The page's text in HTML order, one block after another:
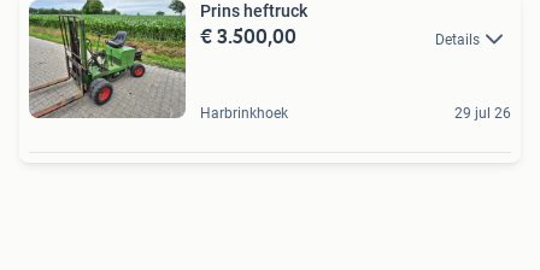
Prins heftruck
€ 3.500,00 Details
Harbrinkhoek 29 jul 26